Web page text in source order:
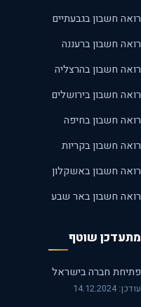
חשבון בגבעתיים
חשבון ברעננה
חשבון בהרצליה
חשבון בירושלים
חשבון בחיפה
חשבון בקריות
חשבון באשקלון
חשבון באר שבע
שוטף
חברה בישראל